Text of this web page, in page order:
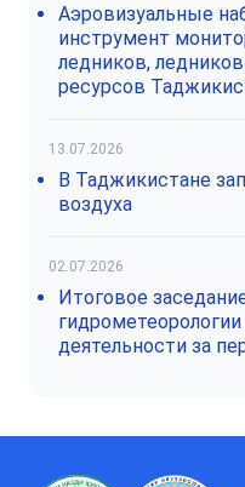
Аэровизуальные
инструмент
ледников,
ресурсов
13.07.2026
В Таджикистане
воздуха
02.07.2026
Итоговое
деятельности за